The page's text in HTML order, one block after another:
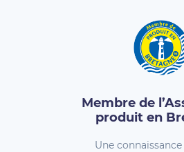
Membre de
produit en
Une